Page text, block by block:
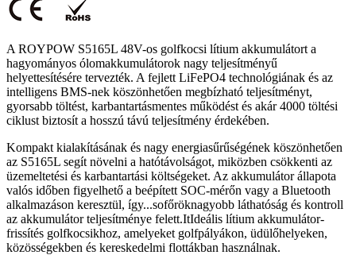
A ROYPOW S5165L 48V-os golfkocsi lítium akkumulátort a
hagyományos ólomakkumulátorok nagy teljesítményű
helyettesítésére tervezték. A fejlett LiFePO4 technológiának és az
intelligens BMS-nek köszönhetően megbízható teljesítményt,
gyorsabb töltést, karbantartásmentes működést és akár 4000 töltési
ciklust biztosít a hosszú távú teljesítmény érdekében.
Kompakt kialakításának és nagy energiasűrűségének köszönhetően
az S5165L segít növelni a hatótávolságot, miközben csökkenti az
üzemeltetési és karbantartási költségeket. Az akkumulátor állapota
valós időben figyelhető a beépített SOC-mérőn vagy a Bluetooth
alkalmazáson keresztül, így...sofőröknagyobb láthatóság és kontroll
az akkumulátor teljesítménye felett.ItIdeális lítium akkumulátor-
frissítés golfkocsikhoz, amelyeket golfpályákon, üdülőhelyeken,
közösségekben és kereskedelmi flottákban használnak.